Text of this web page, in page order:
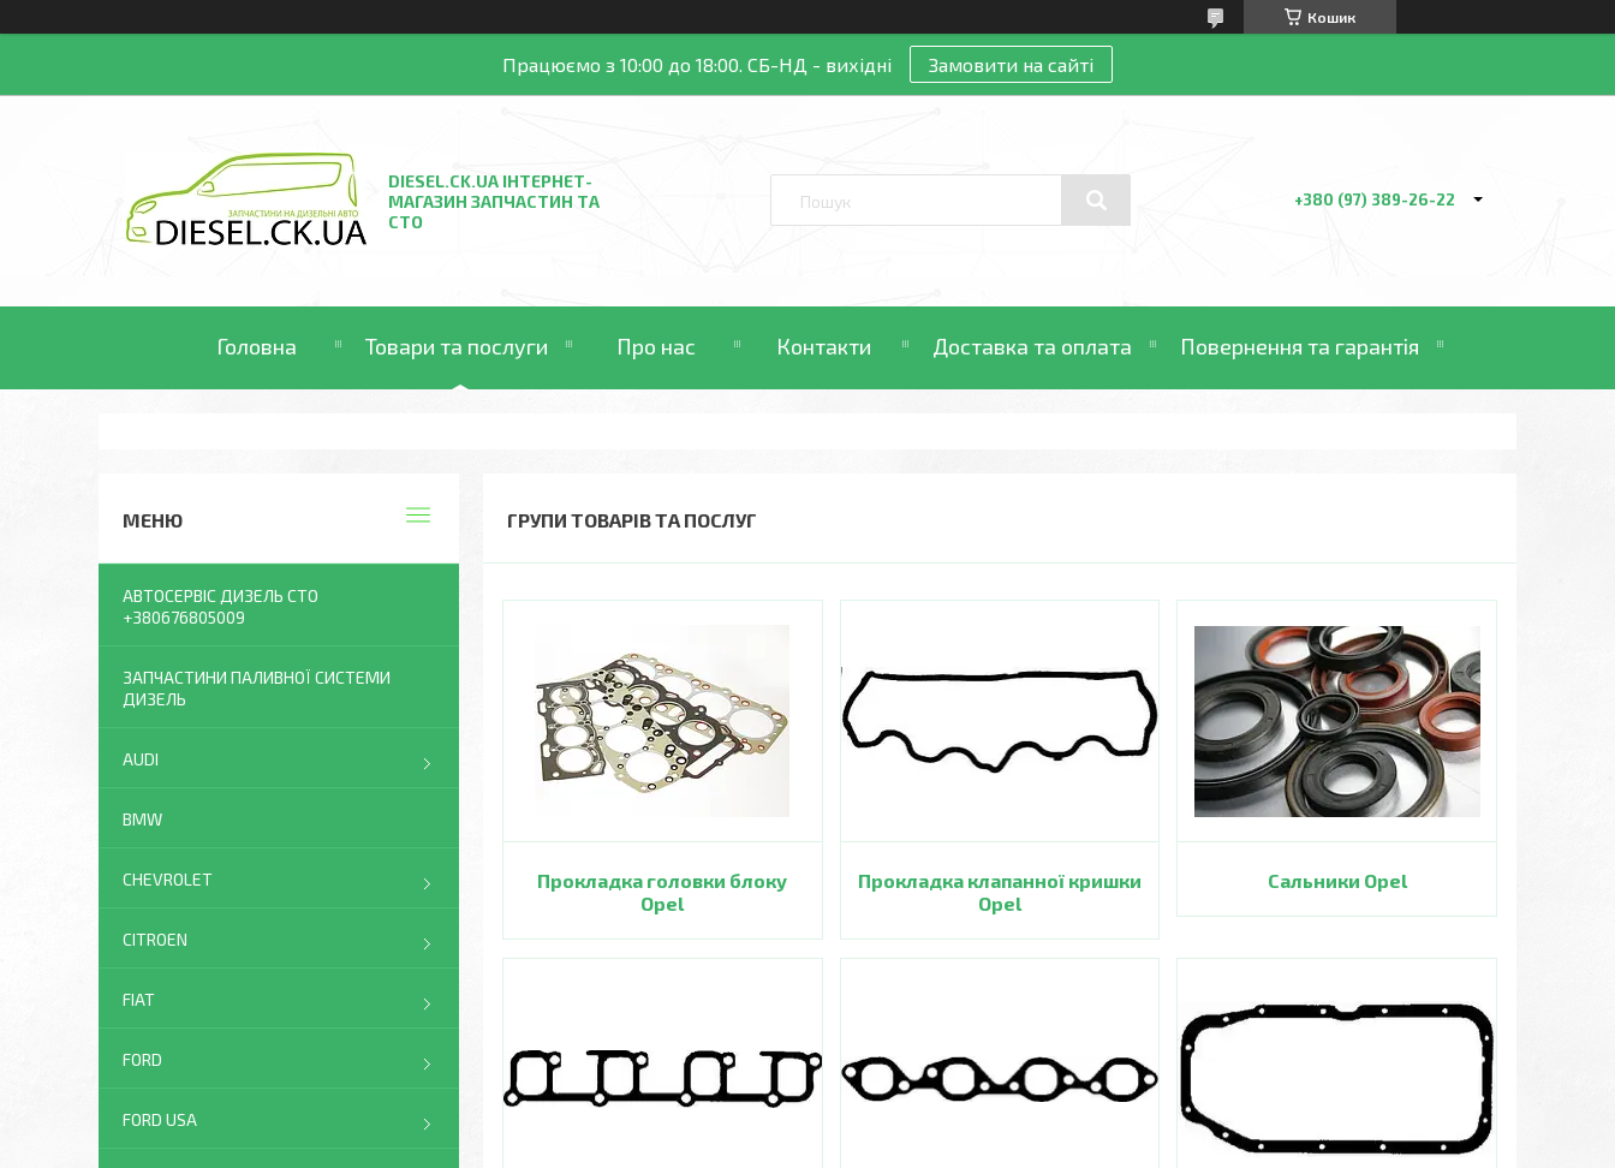
Кошик
Працюємо з 10:00 до 18:00. СБ-НД - вихідні Замовити на сайті
DIESEL.CK.UA ІНТЕРНЕТ-
МАГАЗИН ЗАПЧАСТИН ТА
СТО
+380 (97) 389-26-22
Головна Товари та послуги Про нас Контакти Доставка та оплата Повернення та гарантія
ГРУПИ ТОВАРІВ ТА ПОСЛУГ
Прокладка головки блоку
Opel
Прокладка клапанної кришки
Opel
Сальники Opel
АВТОСЕРВІС ДИЗЕЛЬ СТО
+380676805009
ЗАПЧАСТИНИ ПАЛИВНОЇ СИСТЕМИ
ДИЗЕЛЬ
AUDI
BMW
CHEVROLET
CITROEN
FIAT
FORD
FORD USA